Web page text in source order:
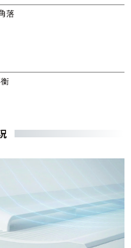
落